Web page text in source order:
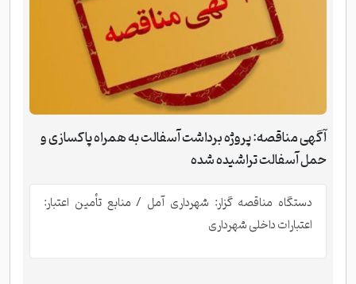
آگهی مناقصه: پروژه برداشت آسفالت به همراه پاکسازی و
حمل آسفالت تراشیده شده
دستگاه مناقصه گزار: شهرداری آمل / منابع تأمین اعتبار:
اعتبارات داخلی شهرداری